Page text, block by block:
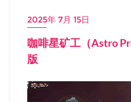
2025年 7月 15日
咖啡星矿工（Astro
版